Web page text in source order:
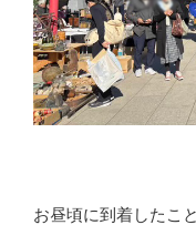
お昼頃に到着したこ